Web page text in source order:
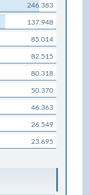
246.383
137.948
85.014
82.515
80.318
50.370
46.363
26.549
23.695